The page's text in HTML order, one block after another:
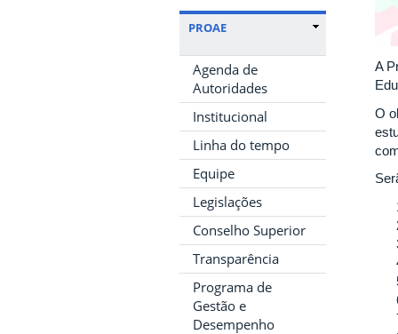
PROAE
Agenda de
Autoridades
Institucional
Linha do tempo
Equipe
Legislações
Conselho Superior
Transparência
Programa de
Gestão e
Desempenho
A
O